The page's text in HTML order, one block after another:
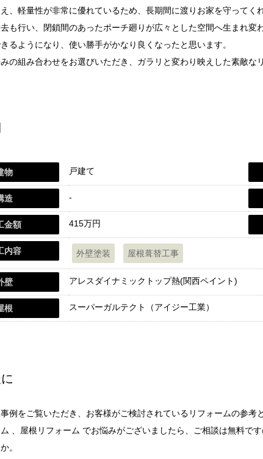
、軽量性が非常に優れているため、長期間に渡りお家を守ってく
も行い、閉鎖間のあったポーチ廻りが広々とした空間へ生まれ変
るようになり、使い勝手がかなり良くなったと思います。
の組み合わせをお選びいただき、ガラリと変わり映えした素敵な
物 戸建て
造 -
金額 415万円
内容 外壁塗装 屋根葺替工事
壁 アレスダイナミックトップ熱(関西ペイント)
根 スーパーガルテクト（アイジー工業）
例をご覧いただき、お客様がご検討されているリフォームの参考
屋根リフォーム でお悩みがございましたら、ご相談は無料で
。